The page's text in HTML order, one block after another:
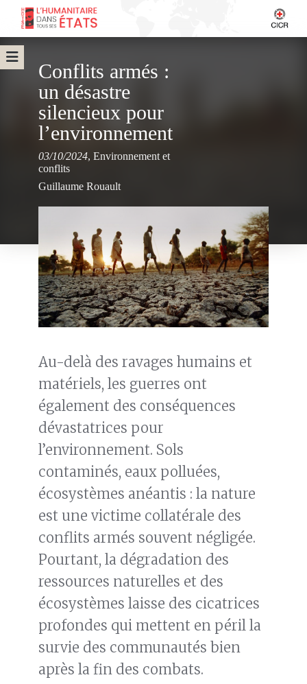
Conflits armés :
un désastre
silencieux pour
l’environnement
03/10/2024, Environnement et
conflits
Guillaume Rouault
Au-delà des ravages humains et
matériels, les guerres ont
également des conséquences
dévastatrices pour
l’environnement. Sols
contaminés, eaux polluées,
écosystèmes anéantis : la nature
est une victime collatérale des
conflits armés souvent négligée.
Pourtant, la dégradation des
ressources naturelles et des
écosystèmes laisse des cicatrices
profondes qui mettent en péril la
survie des communautés bien
après la fin des combats.